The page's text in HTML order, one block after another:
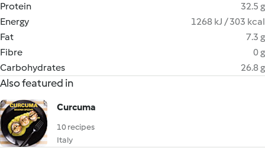
Protein
32.5 g
Energy
1268 kJ / 303 kcal
Fat
7.3 g
Fibre
0 g
Carbohydrates
26.8 g
Also featured in
Curcuma
10 recipes
Italy